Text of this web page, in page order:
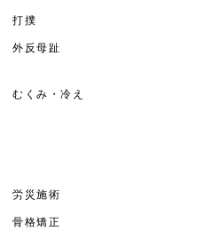
打撲
外反母趾
むくみ・冷え
労災施術
骨格矯正